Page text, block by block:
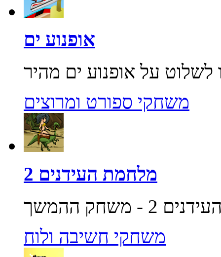
אופנוע ים
משחקי ספורט ומרוצים
מלחמת העידנים 2
משחקי חשיבה ולוח